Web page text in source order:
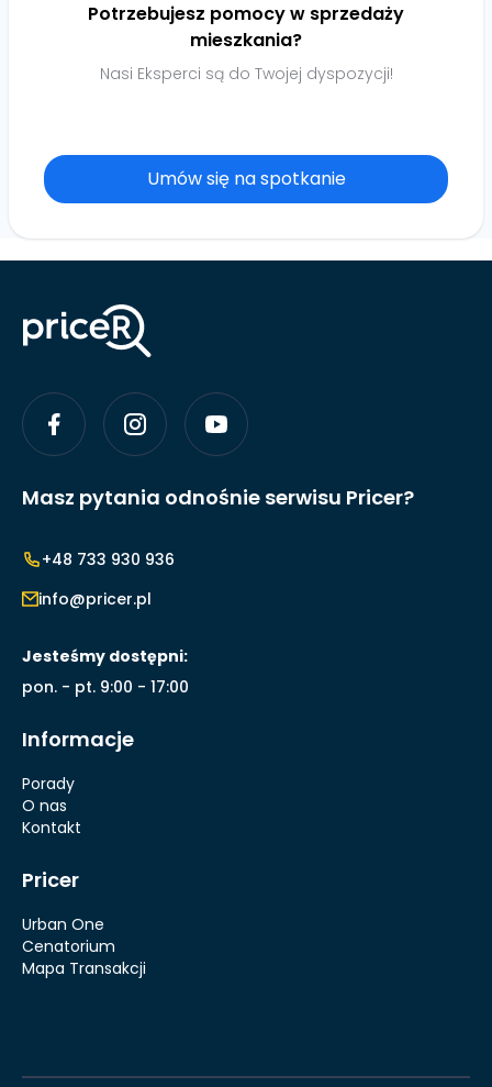
Potrzebujesz pomocy w sprzedaży
mieszkania?
Nasi Eksperci są do Twojej dyspozycji!
Umów się na spotkanie
Masz pytania odnośnie serwisu Pricer?
+48 733 930 936
info@pricer.pl
Jesteśmy dostępni:
pon. - pt. 9:00 - 17:00
Informacje
Porady
O nas
Kontakt
Pricer
Urban One
Cenatorium
Mapa Transakcji